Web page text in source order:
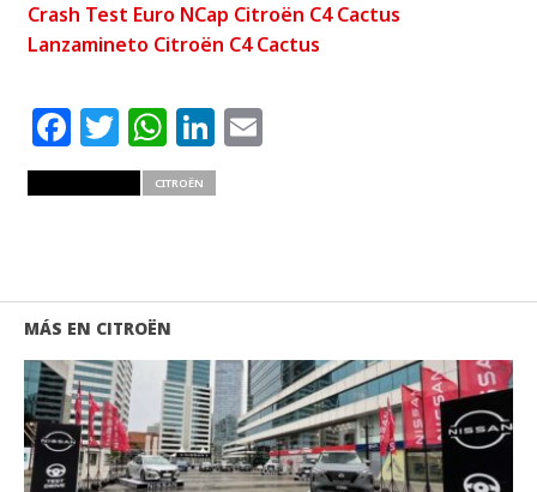
Crash Test Euro NCap Citroën C4 Cactus
Lanzamineto Citroën C4 Cactus
Facebook
Twitter
WhatsApp
LinkedIn
Email
CITROËN
MÁS EN CITROËN